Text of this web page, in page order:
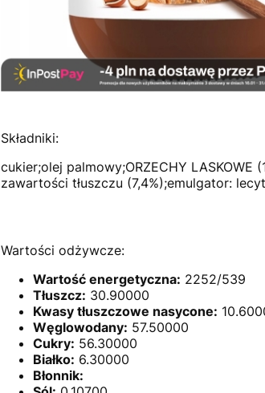
Składniki:
cukier;olej palmowy;ORZECHY
zawartości tłuszczu (7,4%);emulgator:
Wartości odżywcze:
Wartość energetyczna: 2252/539
Tłuszcz: 30.90000
Kwasy tłuszczowe nasycone:
Węglowodany: 57.50000
Cukry: 56.30000
Białko: 6.30000
Błonnik: